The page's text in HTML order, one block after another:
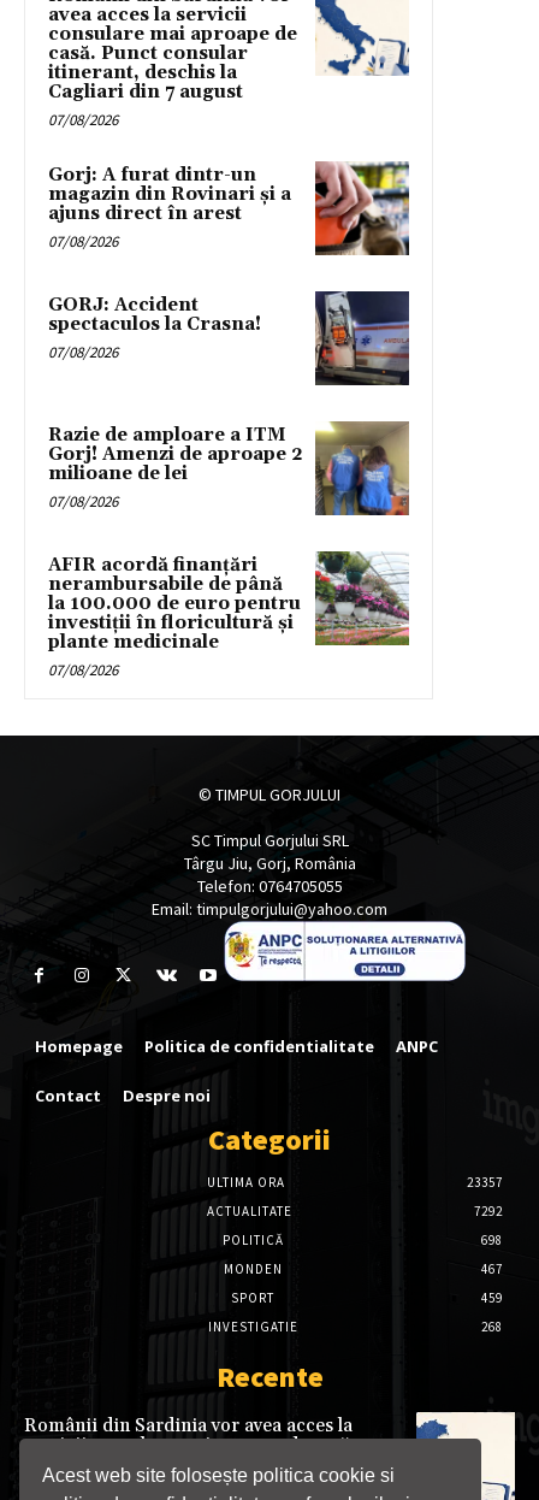
Acest web site folosește politica cookie si
avea acces la servicii
consulare mai aproape de
casă. Punct consular
itinerant, deschis la
Cagliari din 7 august
07/08/2026
Gorj: A furat dintr-un
magazin din Rovinari și a
ajuns direct în arest
07/08/2026
GORJ: Accident
spectaculos la Crasna!
07/08/2026
Razie de amploare a ITM
Gorj! Amenzi de aproape 2
milioane de lei
07/08/2026
AFIR acordă finanțări
nerambursabile de până
la 100.000 de euro pentru
investiții în floricultură și
plante medicinale
07/08/2026
© TIMPUL GORJULUI
SC Timpul Gorjului SRL
Târgu Jiu, Gorj, România
Telefon: 0764705055
Email: timpulgorjului@yahoo.com
Homepage Politica de confidentialitate ANPC
Contact Despre noi
Categorii
ULTIMA ORA
23357
ACTUALITATE
7292
POLITICĂ
698
MONDEN
467
SPORT
459
INVESTIGATIE
268
Recente
Românii din Sardinia vor avea acces la
servicii consulare mai aproape de casă.
Punct consular itinerant, deschis la Cagliari
din 7 august